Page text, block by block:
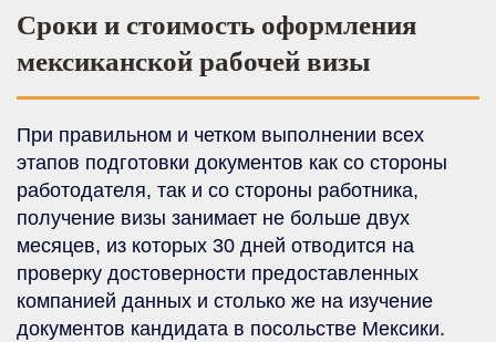
Сроки и стоимость оформления
мексиканской рабочей визы
При правильном и четком выполнении всех
этапов подготовки документов как со стороны
работодателя, так и со стороны работника,
получение визы занимает не больше двух
месяцев, из которых 30 дней отводится на
проверку достоверности предоставленных
компанией данных и столько же на изучение
документов кандидата в посольстве Мексики.